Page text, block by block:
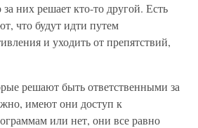
них решает кто-то другой. Есть
что будут идти путем
и уходить от препятствий,
решают быть ответственными за
имеют они доступ к
или нет, они все равно